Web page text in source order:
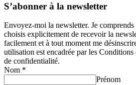
S’abonner à la newsletter
Envoyez-moi la newsletter. Je comprends
choisis explicitement de recevoir la
facilement et à tout moment me
utilisation est encadrée par les
de confidentialité.
Nom *
Prénom